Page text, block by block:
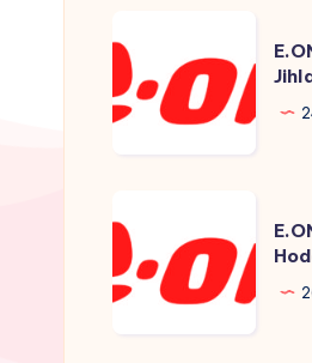
pobočka
Jihlava
pobočka
Hodonín